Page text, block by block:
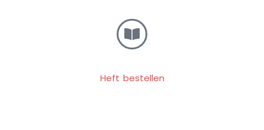
Heft bestellen